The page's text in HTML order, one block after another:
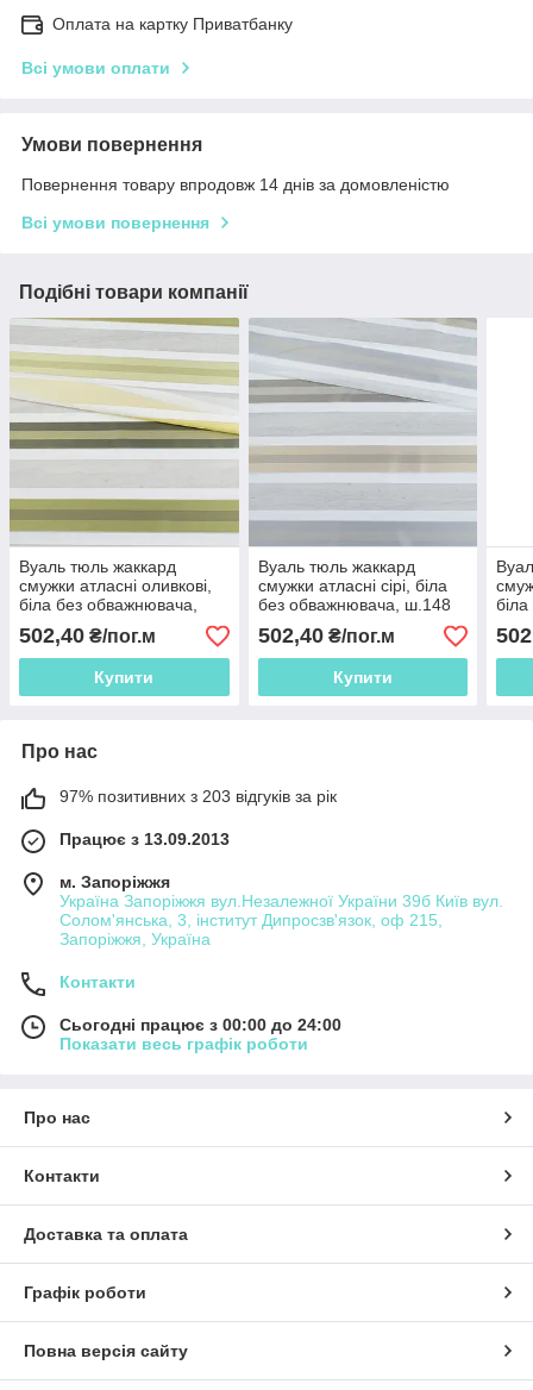
Оплата на картку Приватбанку
Всі умови оплати
Умови повернення
Повернення товару впродовж 14 днів за домовленістю
Всі умови повернення
Подібні товари компанії
Вуаль тюль жаккард
смужки атласні оливкові,
біла без обважнювача,
ш.148
502,40 ₴/пог.м
Купити
Вуаль тюль жаккард
смужки атласні сірі, біла
без обважнювача, ш.148
502,40₴/пог.м
Купити
Про нас
97% позитивних з 203 відгуків за рік
Працює з 13.09.2013
м. Запоріжжя
Україна Запоріжжя вул.Незалежної України 39б Київ вул.
Солом'янська, 3, інститут Дипросзв'язок, оф 215,
Запоріжжя, Україна
Контакти
Сьогодні працює з 00:00 до 24:00
Показати весь графік роботи
Про нас
Контакти
Доставка та оплата
Графік роботи
Повна версія сайту